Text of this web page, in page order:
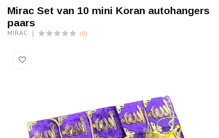
Mirac Set van 10 mini Koran autohangers
paars
MIRAC (0)